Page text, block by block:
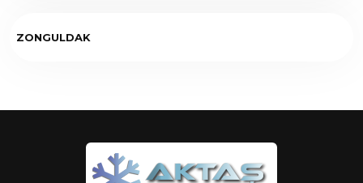
ZONGULDAK